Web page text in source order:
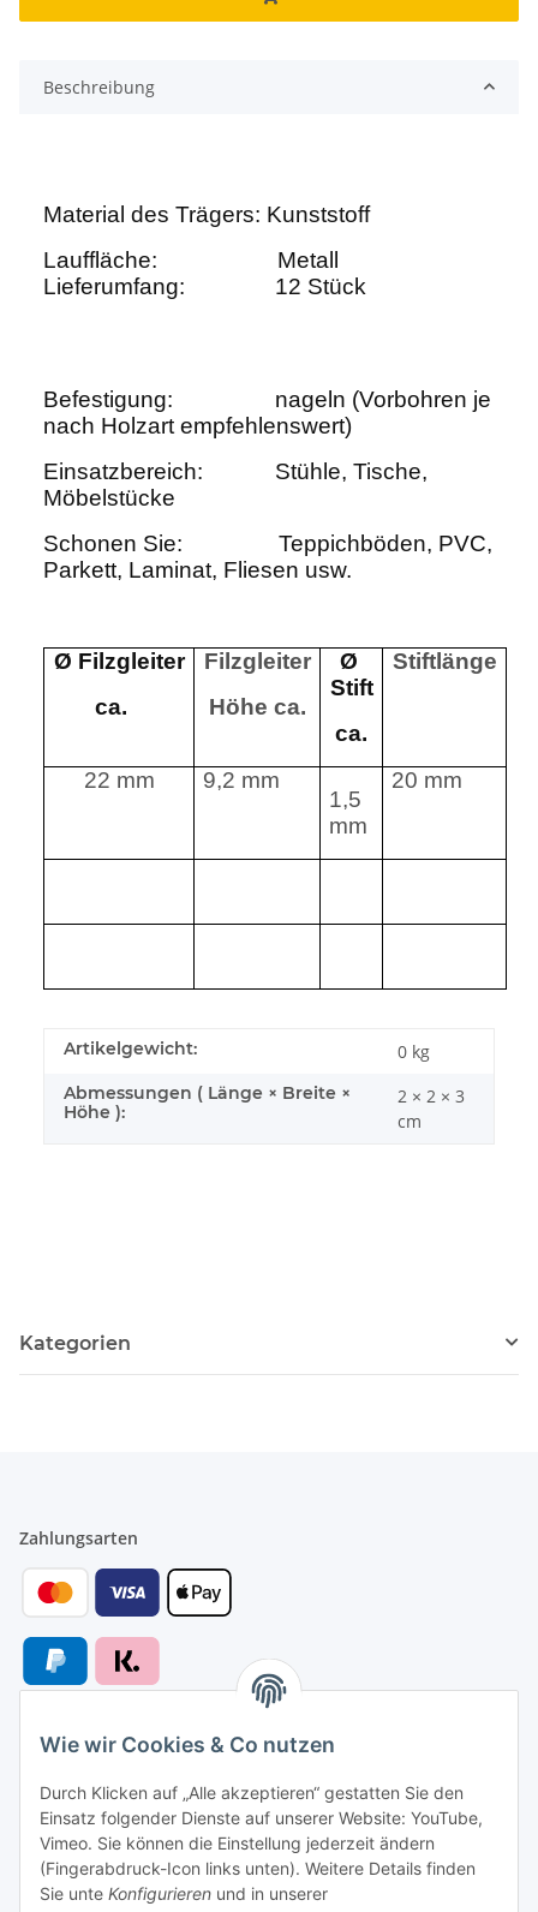
Beschreibung
Material des Trägers: Kunststoff
Lauffläche:
Metall
Lieferumfang: 12 Stück
Befestigung:
nageln (Vorbohren je
nach Holzart empfehlenswert)
Einsatzbereich:
Stühle, Tische,
Möbelstücke
Schonen Sie:
Teppichböden, PVC,
Parkett, Laminat, Fliesen usw.
Ø Filzgleiter
ca.
Filzgleiter
Höhe ca.
Ø
Stift
ca.
Stiftlänge
22 mm 9,2 mm
1,5
mm
20 mm
Artikelgewicht: 0 kg
Abmessungen ( Länge × Breite ×
Höhe ):
2 × 2 × 3
cm
Kategorien
Zahlungsarten
Versandarten
Versand nach
Wie wir Cookies & Co nutzen
Durch Klicken auf „Alle akzeptieren“ gestatten Sie den
Einsatz folgender Dienste auf unserer Website: YouTube,
Vimeo. Sie können die Einstellung jederzeit ändern
(Fingerabdruck-Icon links unten). Weitere Details finden
Sie unte Konfigurieren und in unserer